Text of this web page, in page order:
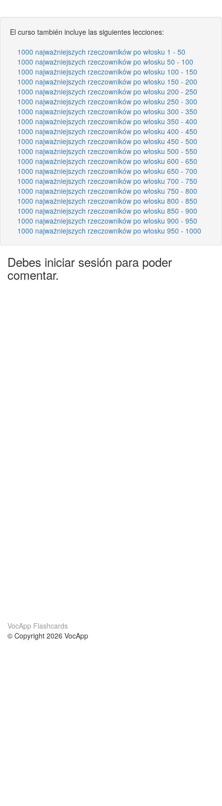
El curso también incluye las siguientes lecciones:
1000 najważniejszych rzeczowników po włosku 1 - 50
1000 najważniejszych rzeczowników po włosku 50 - 100
1000 najważniejszych rzeczowników po włosku 100 - 150
1000 najważniejszych rzeczowników po włosku 150 - 200
1000 najważniejszych rzeczowników po włosku 200 - 250
1000 najważniejszych rzeczowników po włosku 250 - 300
1000 najważniejszych rzeczowników po włosku 300 - 350
1000 najważniejszych rzeczowników po włosku 350 - 400
1000 najważniejszych rzeczowników po włosku 400 - 450
1000 najważniejszych rzeczowników po włosku 450 - 500
1000 najważniejszych rzeczowników po włosku 500 - 550
1000 najważniejszych rzeczowników po włosku 600 - 650
1000 najważniejszych rzeczowników po włosku 650 - 700
1000 najważniejszych rzeczowników po włosku 700 - 750
1000 najważniejszych rzeczowników po włosku 750 - 800
1000 najważniejszych rzeczowników po włosku 800 - 850
1000 najważniejszych rzeczowników po włosku 850 - 900
1000 najważniejszych rzeczowników po włosku 900 - 950
1000 najważniejszych rzeczowników po włosku 950 - 1000
Debes iniciar sesión para poder
comentar.
VocApp Flashcards
© Copyright 2026 VocApp